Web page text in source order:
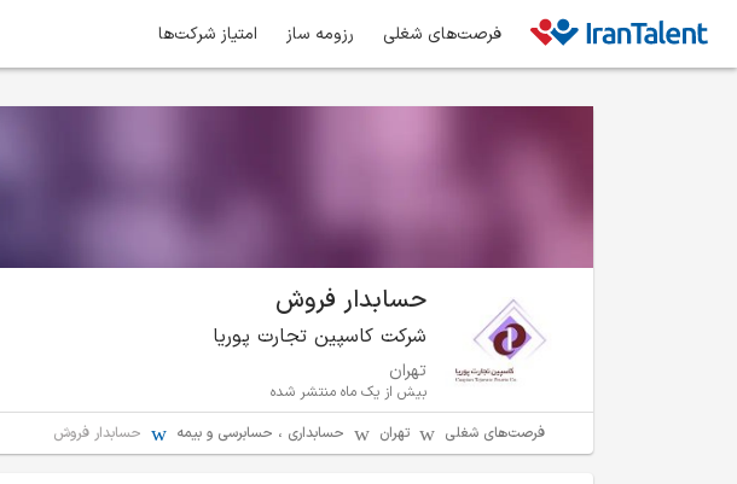
فرصت‌های شغلی رزومه ساز امتیاز شرکت‌ها
حسابدار فروش
شرکت کاسپین تجارت پوریا
تهران
بیش از یک ماه منتشر شده
فرصت‌های شغلی تهران حسابداری ، حسابرسی و بیمه حسابدار فروش